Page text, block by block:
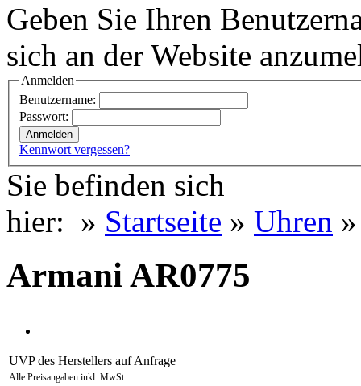
Geben Sie Ihren
sich an der Website
Anmelden
Benutzername:
Passwort:
Kennwort vergessen?
Sie befinden sich
hier: » Startseite » Uhren
Armani AR0775
UVP des Herstellers auf Anfrage
Alle Preisangaben inkl. MwSt.